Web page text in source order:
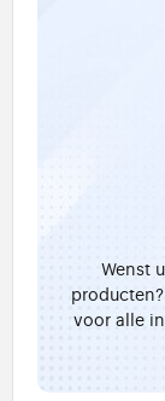
Wenst
voor alle